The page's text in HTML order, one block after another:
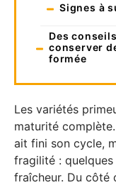
Signes à
Des
conserver
formée
Les variétés
maturité
ait fini son cycle,
fragilité :
fraîcheur. Du côté